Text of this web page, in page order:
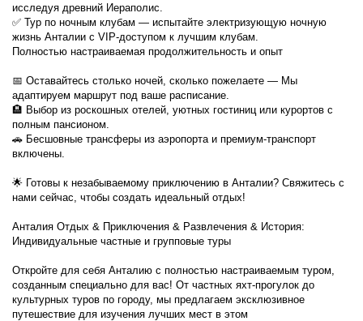
исследуя древний Иераполис.
✅ Тур по ночным клубам — испытайте электризующую ночную
жизнь Анталии с VIP-доступом к лучшим клубам.
Полностью настраиваемая продолжительность и опыт
📅 Оставайтесь столько ночей, сколько пожелаете — Мы
адаптируем маршрут под ваше расписание.
🏨 Выбор из роскошных отелей, уютных гостиниц или курортов с
полным пансионом.
🚗 Бесшовные трансферы из аэропорта и премиум-транспорт
включены.
🌟 Готовы к незабываемому приключению в Анталии? Свяжитесь с
нами сейчас, чтобы создать идеальный отдых!
Анталия Отдых & Приключения & Развлечения & История:
Индивидуальные частные и групповые туры
Откройте для себя Анталию с полностью настраиваемым туром,
созданным специально для вас! От частных яхт-прогулок до
культурных туров по городу, мы предлагаем эксклюзивное
путешествие для изучения лучших мест в этом